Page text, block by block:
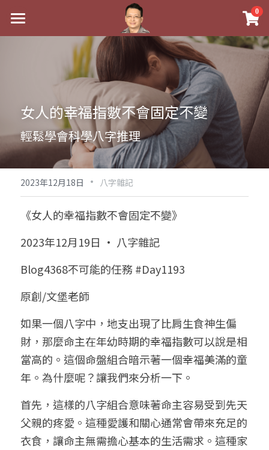
0
最新消息
祖傳命理
手工印鑑
課程介紹
五行八字學
後天派陽宅
Blog
黃金會員專區
八字雜記
心靈成長
人氣最高
站長精選
臉書生活
好書推廌
試閱專區
Podcast聽書
團隊訓練營
八字視頻
陽宅視頻
線上直播
自我挑戰
線上學苑
八字初階班1
八字初階班2
八字進階班
八字中階班
八字高階班
五人實戰班
五行計算初階班
五行計算高階班
命理商城
八字完整班
《十神高階實戰錄》完整典藏版
科學八字推理PDF
八字批命
小兒命名
我的著作
科學八字推理1
科學八字推理2
科學八字推理3
科學八字輕鬆學
輕鬆學會科學八字推理
與我預約
批命預約
上課預約
常見問題
FB粉絲頁
登錄/註冊
搜索
繁體中文
繁體中文
0938617837
support@p8zicourse.com
女人的幸福指數不會固定不變
輕鬆學會科學八字推理
2023年12月18日 · 八字雜記
《女人的幸福指數不會固定不變》
2023年12月19日 · 八字雜記
Blog4368不可能的任務 #Day1193
原創/文堡老師
如果一個八字中，地支出現了比肩生食神生偏
財，那麼命主在年幼時期的幸福指數可以說是相
當高的。這個命盤組合暗示著一個幸福美滿的童
年。為什麼呢？讓我們來分析一下。
首先，這樣的八字組合意味著命主容易受到先天
父親的疼愛。這種愛護和關心通常會帶來充足的
衣食，讓命主無需擔心基本的生活需求。這種家
×
商品分類
八字線上完整班
科學八字推理PDF
《十神高階實戰錄》完整典藏版
1美元超值PDF